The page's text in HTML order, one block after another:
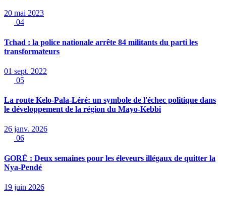
20 mai 2023
04
Tchad : la police nationale arrête 84 militants du parti les
transformateurs
01 sept. 2022
05
La route Kelo-Pala-Léré: un symbole de l'échec politique dans
le développement de la région du Mayo-Kebbi
26 janv. 2026
06
GORÉ : Deux semaines pour les éleveurs illégaux de quitter la
Nya-Pendé
19 juin 2026